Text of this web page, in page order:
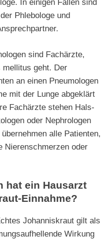
Phlebologe und
sind Fachärzte,
mellitus geht. Der
an einen Pneumologen
mit der Lunge abgeklärt
Fachärzte stehen Hals-
oder Nephrologen
alle Patienten,
Nierenschmerzen oder
hat ein Hausarzt
Einnahme?
Johanniskraut gilt als
Wirkung